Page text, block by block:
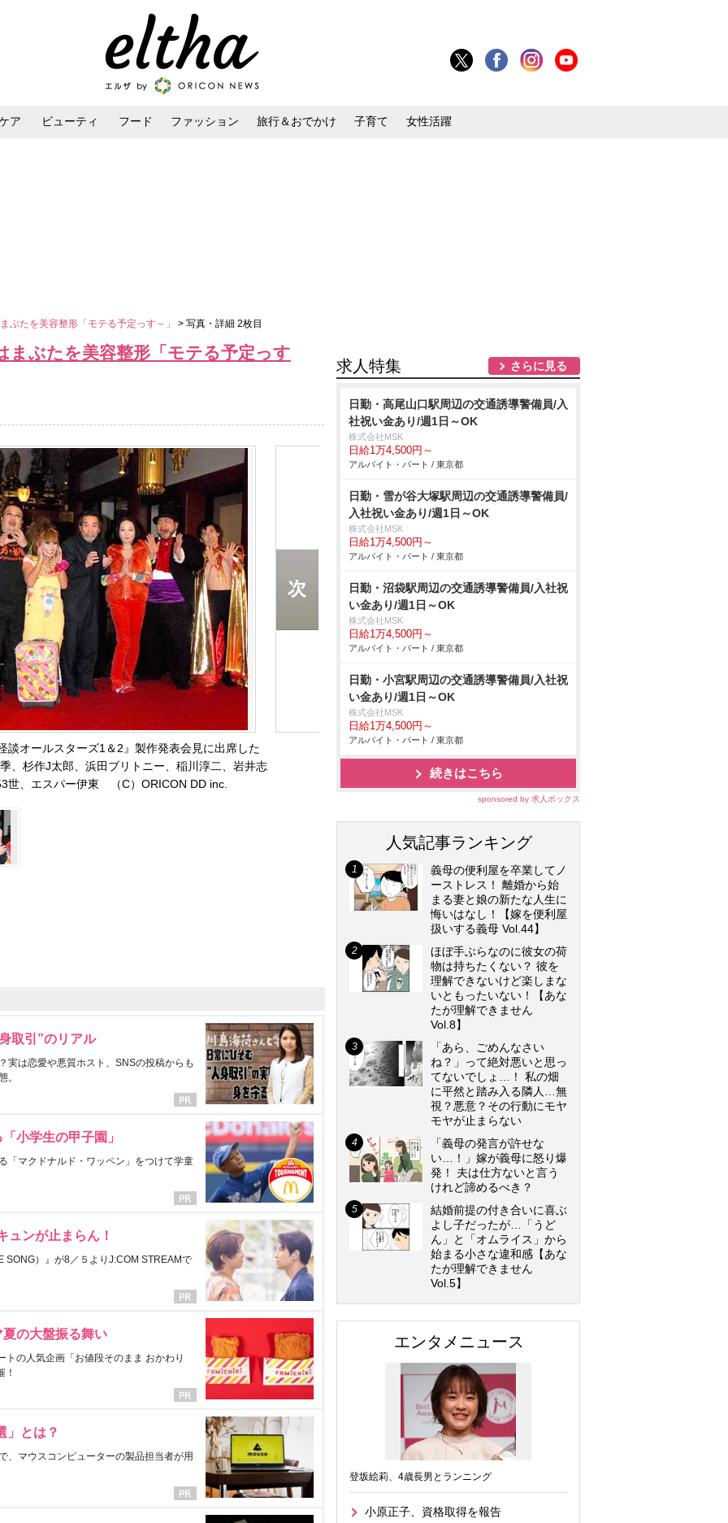
ア ビューティ フード ファッション 旅行＆おでかけ 子育て 女性活躍
ぶたを美容整形「モテる予定っす～」 > 写真・詳細 2枚目
まぶたを美容整形「モテる予定っす
談オールスターズ1＆2』製作発表会見に出席した
、杉作J太郎、浜田ブリトニー、稲川淳二、岩井志
世、エスパー伊東 （C）ORICON DD inc.
取引”のリアル
実は恋愛や悪質ホスト、SNSの投稿からも
。
小学生の甲子園」
「マクドナルド・ワッペン」をつけて学童
ュンが止まらん！
SONG）』が8／５よりJ:COM STREAMで
の大盤振る舞い
の人気企画「お値段そのまま おかわり
！
」とは？
、マウスコンピューターの製品担当者が用
求人特集 さらに見る
日勤・高尾山口駅周辺の交通誘導警備員/入
社祝い金あり/週1日～OK
株式会社MSK
日給1万4,500円～
アルバイト・パート / 東京都
日勤・雪が谷大塚駅周辺の交通誘導警備員/
入社祝い金あり/週1日～OK
株式会社MSK
日給1万4,500円～
アルバイト・パート / 東京都
日勤・沼袋駅周辺の交通誘導警備員/入社祝
い金あり/週1日～OK
株式会社MSK
日給1万4,500円～
アルバイト・パート / 東京都
日勤・小宮駅周辺の交通誘導警備員/入社祝
い金あり/週1日～OK
株式会社MSK
日給1万4,500円～
アルバイト・パート / 東京都
続きはこちら
sponsored by 求人ボックス
人気記事ランキング
義母の便利屋を卒業してノ
ーストレス！ 離婚から始
まる妻と娘の新たな人生に
悔いはなし！【嫁を便利屋
扱いする義母 Vol.44】
ほぼ手ぶらなのに彼女の荷
物は持ちたくない？ 彼を
理解できないけど楽しまな
いともったいない！【あな
たが理解できません
Vol.8】
「あら、ごめんなさい
ね？」って絶対悪いと思っ
てないでしょ…！ 私の畑
に平然と踏み入る隣人…無
視？悪意？その行動にモヤ
モヤが止まらない
「義母の発言が許せな
い…！」嫁が義母に怒り爆
発！ 夫は仕方ないと言う
けれど諦めるべき？
結婚前提の付き合いに喜ぶ
よし子だったが…「うど
ん」と「オムライス」から
始まる小さな違和感【あな
たが理解できません
Vol.5】
エンタメニュース
登坂絵莉、4歳長男とランニング
小原正子、資格取得を報告